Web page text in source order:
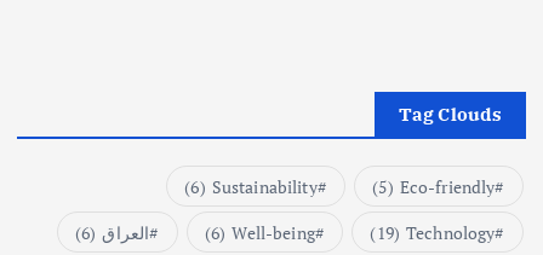
Tag Clouds
Eco-friendly
(5)
Sustainability
(6)
Technology
(19)
Well-being
(6) العراق (6)